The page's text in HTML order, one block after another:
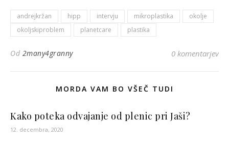
andrejkržan hipp intervju mikroplastika
okolje
okoljskiproblem
planetcare plastika
Od 2many4granny 0 komentarjev
MORDA VAM BO VŠEČ TUDI
Kako poteka odvajanje od plenic pri Jaši?
12. decembra, 2020